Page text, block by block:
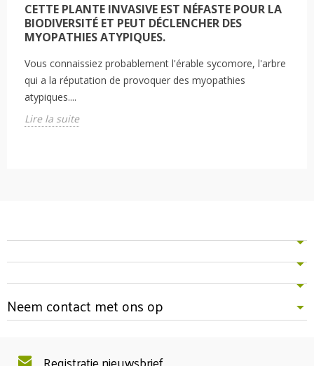
CETTE PLANTE INVASIVE EST NÉFASTE POUR LA
BIODIVERSITÉ ET PEUT DÉCLENCHER DES
MYOPATHIES ATYPIQUES.
Vous connaissiez probablement l'érable sycomore, l'arbre
qui a la réputation de provoquer des myopathies
atypiques....
Lire la suite
Neem contact met ons op